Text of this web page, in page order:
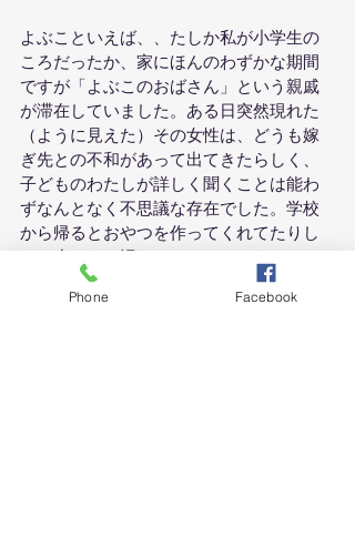
よぶこといえば、、たしか私が小学生の
ころだったか、家にほんのわずかな期間
ですが「よぶこのおばさん」という親戚
が滞在していました。ある日突然現れた
（ように見えた）その女性は、どうも嫁
ぎ先との不和があって出てきたらしく、
子どものわたしが詳しく聞くことは能わ
ずなんとなく不思議な存在でした。学校
から帰るとおやつを作ってくれてたりし
て、少しだけ慣れてきたころによぶこか
ら家の人（だんな？）が迎えにきて去っ
て行きました。いまもお元気でよぶこに
Phone Facebook